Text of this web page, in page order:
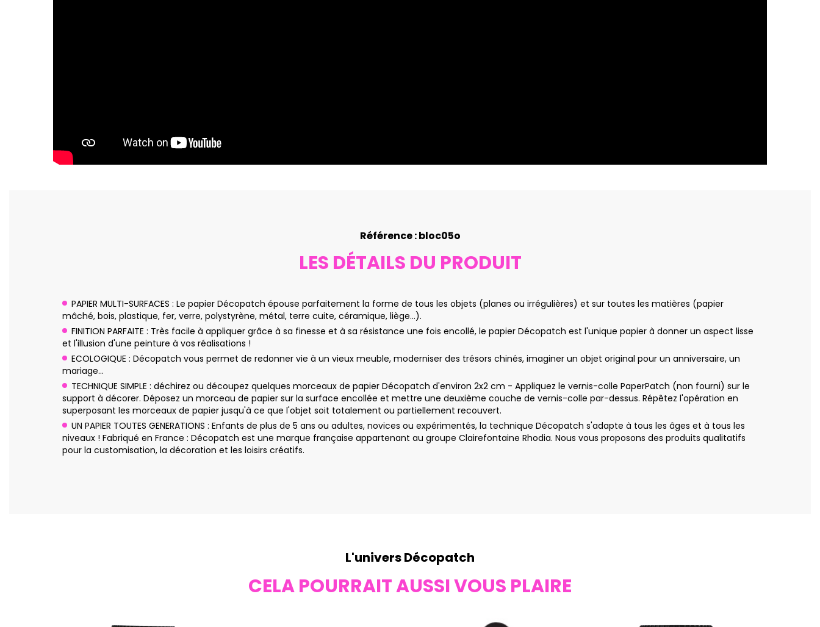
Référence : bloc05o
LES DÉTAILS DU PRODUIT
PAPIER MULTI-SURFACES : Le papier Décopatch épouse parfaitement la forme de tous les objets (planes ou irrégulières) et sur toutes les matières (papier
mâché, bois, plastique, fer, verre, polystyrène, métal, terre cuite, céramique, liège…).
FINITION PARFAITE : Très facile à appliquer grâce à sa finesse et à sa résistance une fois encollé, le papier Décopatch est l'unique papier à donner un aspect lisse
et l'illusion d'une peinture à vos réalisations !
ECOLOGIQUE : Décopatch vous permet de redonner vie à un vieux meuble, moderniser des trésors chinés, imaginer un objet original pour un anniversaire, un
mariage…
TECHNIQUE SIMPLE : déchirez ou découpez quelques morceaux de papier Décopatch d'environ 2x2 cm - Appliquez le vernis-colle PaperPatch (non fourni) sur le
support à décorer. Déposez un morceau de papier sur la surface encollée et mettre une deuxième couche de vernis-colle par-dessus. Répêtez l'opération en
superposant les morceaux de papier jusqu'à ce que l'objet soit totalement ou partiellement recouvert.
UN PAPIER TOUTES GENERATIONS : Enfants de plus de 5 ans ou adultes, novices ou expérimentés, la technique Décopatch s'adapte à tous les âges et à tous les
niveaux ! Fabriqué en France : Décopatch est une marque française appartenant au groupe Clairefontaine Rhodia. Nous vous proposons des produits qualitatifs
pour la customisation, la décoration et les loisirs créatifs.
L'univers Décopatch
CELA POURRAIT AUSSI VOUS PLAIRE